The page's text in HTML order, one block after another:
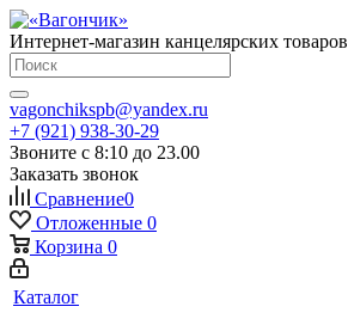
Интернет-магазин канцелярских товаров
vagonchikspb@yandex.ru
+7 (921) 938-30-29
Звоните с 8:10 до 23.00
Заказать звонок
Сравнение0
Отложенные 0
Корзина 0
Каталог